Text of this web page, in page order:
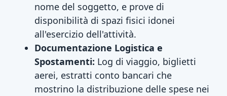
nome del soggetto, e prove di
disponibilità di spazi fisici idonei
all'esercizio dell'attività.
Documentazione Logistica e
Spostamenti: Log di viaggio, biglietti
aerei, estratti conto bancari che
mostrino la distribuzione delle spese nei